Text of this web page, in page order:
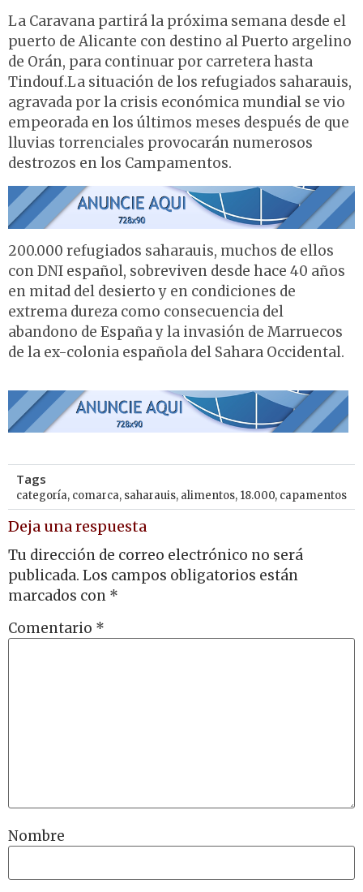
La Caravana partirá la próxima semana desde el
puerto de Alicante con destino al Puerto argelino
de Orán, para continuar por carretera hasta
Tindouf.La situación de los refugiados saharauis,
agravada por la crisis económica mundial se vio
empeorada en los últimos meses después de que
lluvias torrenciales provocarán numerosos
destrozos en los Campamentos.
200.000 refugiados saharauis, muchos de ellos
con DNI español, sobreviven desde hace 40 años
en mitad del desierto y en condiciones de
extrema dureza como consecuencia del
abandono de España y la invasión de Marruecos
de la ex-colonia española del Sahara Occidental.
Tags
categoría, comarca, saharauis, alimentos, 18.000, capamentos
Deja una respuesta
Tu dirección de correo electrónico no será
publicada. Los campos obligatorios están
marcados con *
Comentario *
Nombre